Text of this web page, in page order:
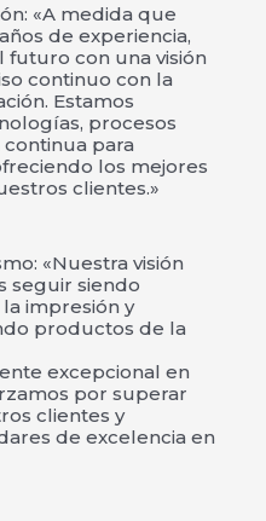
«A medida que
de experiencia,
futuro con una visión
continuo con la
Estamos
procesos
para
los mejores
clientes.»
«Nuestra visión
seguir siendo
impresión y
productos de la
excepcional en
por superar
clientes y
de excelencia en